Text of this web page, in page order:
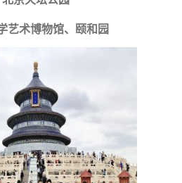
艺术博物馆、颐和园